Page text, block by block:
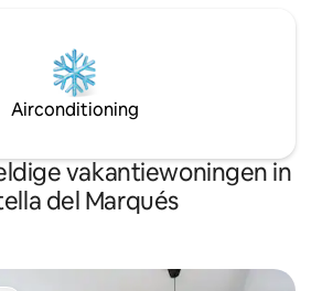
Airconditioning
vakantiewoningen in
del Marqués